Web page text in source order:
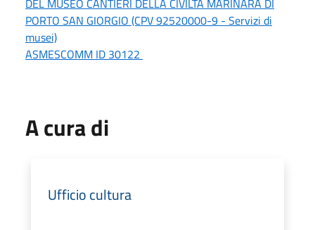
PORTO SAN GIORGIO (CPV 92520000-9 - Servizi di
musei)
ASMESCOMM ID 30122
A cura di
Ufficio cultura